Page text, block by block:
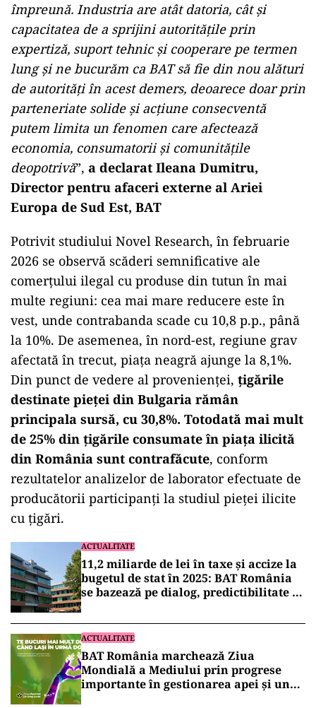
împreună. Industria are atât datoria, cât și
capacitatea de a sprijini autoritățile prin
expertiză, suport tehnic și cooperare pe termen
lung și ne bucurăm ca BAT să fie din nou alături
de autorități în acest demers, deoarece doar prin
parteneriate solide și acțiune consecventă
putem limita un fenomen care afectează
economia, consumatorii și comunitățile
deopotrivă”, a declarat Ileana Dumitru,
Director pentru afaceri externe al Ariei
Europa de Sud Est, BAT
Potrivit studiului Novel Research, în februarie
2026 se observă scăderi semnificative ale
comerțului ilegal cu produse din tutun în mai
multe regiuni: cea mai mare reducere este în
vest, unde contrabanda scade cu 10,8 p.p., până
la 10%. De asemenea, în nord-est, regiune grav
afectată în trecut, piața neagră ajunge la 8,1%.
Din punct de vedere al provenienței, țigările
destinate pieței din Bulgaria rămân
principala sursă, cu 30,8%. Totodată mai mult
de 25% din țigările consumate în piața ilicită
din România sunt contrafăcute, conform
rezultatelor analizelor de laborator efectuate de
producătorii participanți la studiul pieței ilicite
cu țigări.
ACTUALITATE
11,2 miliarde de lei în taxe și accize la
bugetul de stat în 2025: BAT România
se bazează pe dialog, predictibilitate și
ACTUALITATE
BAT România marchează Ziua
Mondială a Mediului prin progrese
importante în gestionarea apei și un